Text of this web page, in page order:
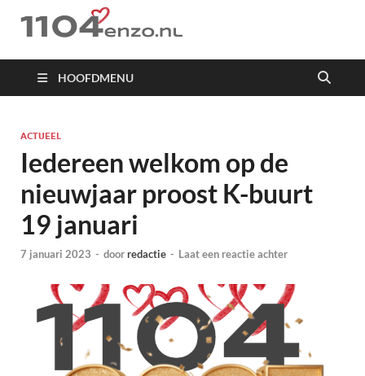
1104 en zo
HOOFDMENU
ACTUEEL
Iedereen welkom op de
nieuwjaar proost K-buurt
19 januari
7 januari 2023 - doorredactie - Laat een reactie achter